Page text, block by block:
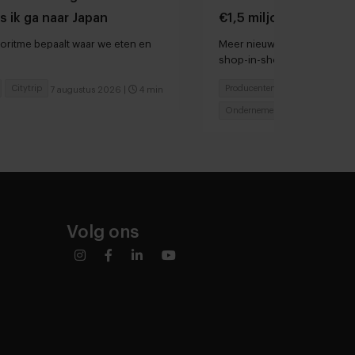
ik ga naar Japan
bepaalt waar we eten en
7 augustus 2026 4 min
Citytrip
€1,5 miljoen ophalen
groei
Meer nieuws: chocolatier
shop-in-shops bij Rituals
Producenten
Ondernemen
Volg ons